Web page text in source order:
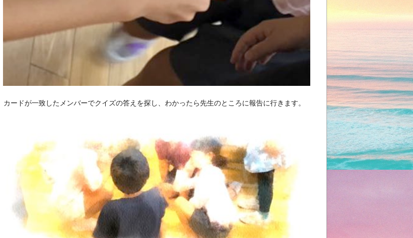
カードが一致したメンバーでクイズの答えを探し、わかったら先生のところに報告に行きます。